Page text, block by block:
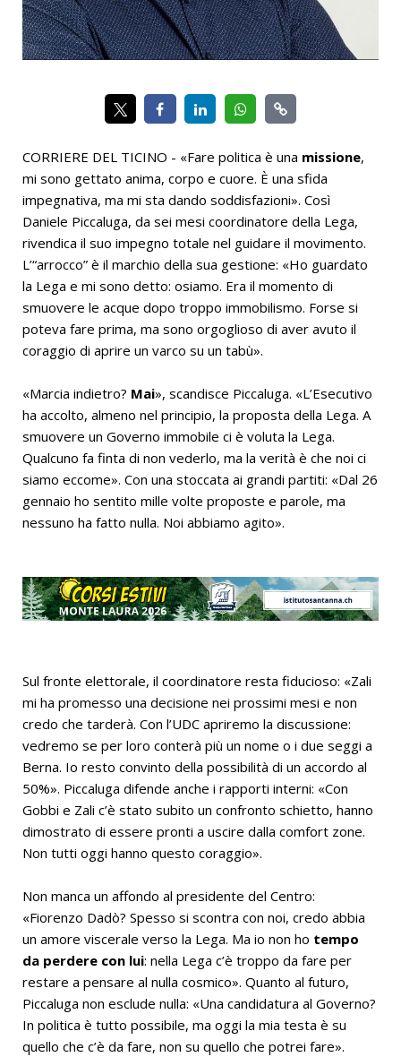
CORRIERE DEL TICINO - «Fare politica è una missione,
mi sono gettato anima, corpo e cuore. È una sfida
impegnativa, ma mi sta dando soddisfazioni». Così
Daniele Piccaluga, da sei mesi coordinatore della Lega,
rivendica il suo impegno totale nel guidare il movimento.
L’“arrocco” è il marchio della sua gestione: «Ho guardato
la Lega e mi sono detto: osiamo. Era il momento di
smuovere le acque dopo troppo immobilismo. Forse si
poteva fare prima, ma sono orgoglioso di aver avuto il
coraggio di aprire un varco su un tabù».
«Marcia indietro? Mai», scandisce Piccaluga. «L’Esecutivo
ha accolto, almeno nel principio, la proposta della Lega. A
smuovere un Governo immobile ci è voluta la Lega.
Qualcuno fa finta di non vederlo, ma la verità è che noi ci
siamo eccome». Con una stoccata ai grandi partiti: «Dal 26
gennaio ho sentito mille volte proposte e parole, ma
nessuno ha fatto nulla. Noi abbiamo agito».
Sul fronte elettorale, il coordinatore resta fiducioso: «Zali
mi ha promesso una decisione nei prossimi mesi e non
credo che tarderà. Con l’UDC apriremo la discussione:
vedremo se per loro conterà più un nome o i due seggi a
Berna. Io resto convinto della possibilità di un accordo al
50%». Piccaluga difende anche i rapporti interni: «Con
Gobbi e Zali c’è stato subito un confronto schietto, hanno
dimostrato di essere pronti a uscire dalla comfort zone.
Non tutti oggi hanno questo coraggio».
Non manca un affondo al presidente del Centro:
«Fiorenzo Dadò? Spesso si scontra con noi, credo abbia
un amore viscerale verso la Lega. Ma io non ho tempo
da perdere con lui: nella Lega c’è troppo da fare per
restare a pensare al nulla cosmico». Quanto al futuro,
Piccaluga non esclude nulla: «Una candidatura al Governo?
In politica è tutto possibile, ma oggi la mia testa è su
quello che c’è da fare, non su quello che potrei fare».